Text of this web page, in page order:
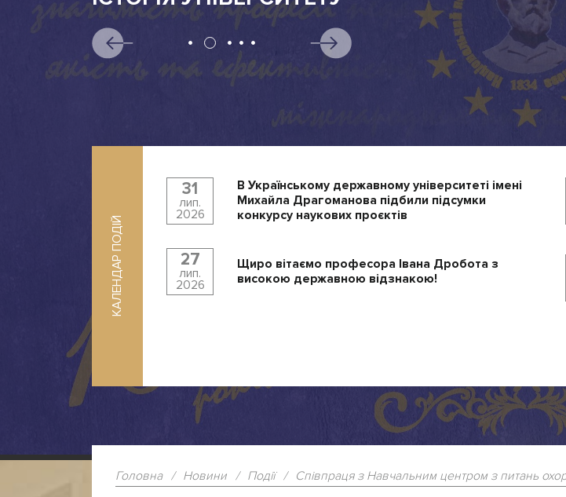
КАЛЕНДАР ПОДІЙ
31
лип.
2026
В Українському державному університеті імені
Михайла Драгоманова підбили підсумки
конкурсу наукових проєктів
27
лип.
2026
Щиро вітаємо професора Івана Дробота з
високою державною відзнакою!
Головна / Новини / Події / Співпраця з Навчальним центром з питань